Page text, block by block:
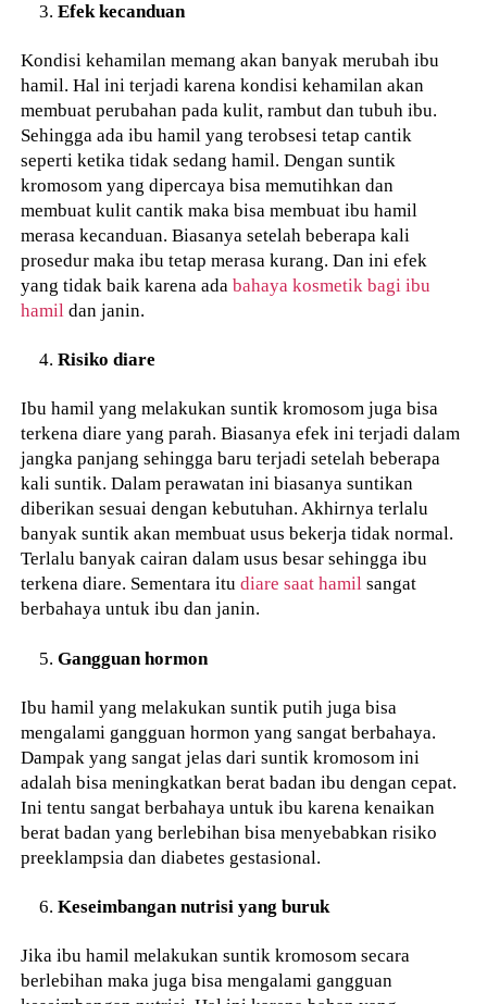
Efek kecanduan
Kondisi kehamilan memang akan banyak merubah ibu
hamil. Hal ini terjadi karena kondisi kehamilan akan
membuat perubahan pada kulit, rambut dan tubuh ibu.
Sehingga ada ibu hamil yang terobsesi tetap cantik
seperti ketika tidak sedang hamil. Dengan suntik
kromosom yang dipercaya bisa memutihkan dan
membuat kulit cantik maka bisa membuat ibu hamil
merasa kecanduan. Biasanya setelah beberapa kali
prosedur maka ibu tetap merasa kurang. Dan ini efek
yang tidak baik karena adabahaya kosmetik bagi ibu
hamil dan janin.
Risiko diare
Ibu hamil yang melakukan suntik kromosom juga bisa
terkena diare yang parah. Biasanya efek ini terjadi dalam
jangka panjang sehingga baru terjadi setelah beberapa
kali suntik. Dalam perawatan ini biasanya suntikan
diberikan sesuai dengan kebutuhan. Akhirnya terlalu
banyak suntik akan membuat usus bekerja tidak normal.
Terlalu banyak cairan dalam usus besar sehingga ibu
terkena diare. Sementara itudiare saat hamil sangat
berbahaya untuk ibu dan janin.
Gangguan hormon
Ibu hamil yang melakukan suntik putih juga bisa
mengalami gangguan hormon yang sangat berbahaya.
Dampak yang sangat jelas dari suntik kromosom ini
adalah bisa meningkatkan berat badan ibu dengan cepat.
Ini tentu sangat berbahaya untuk ibu karena kenaikan
berat badan yang berlebihan bisa menyebabkan risiko
preeklampsia dan diabetes gestasional.
Keseimbangan nutrisi yang buruk
Jika ibu hamil melakukan suntik kromosom secara
berlebihan maka juga bisa mengalami gangguan